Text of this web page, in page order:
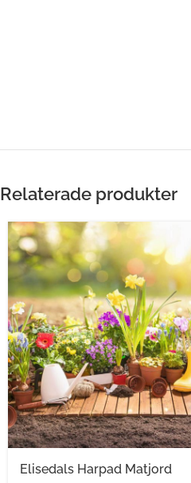
Relaterade produkter
Elisedals Harpad Matjord